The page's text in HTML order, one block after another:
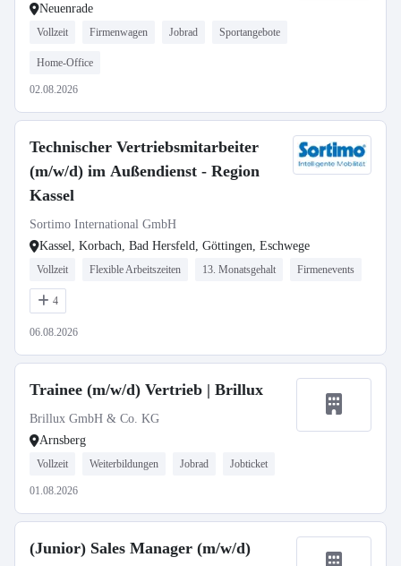
Neuenrade
Vollzeit Firmenwagen Jobrad Sportangebote
Home-Office
02.08.2026
Technischer Vertriebsmitarbeiter
(m/w/d) im Außendienst - Region
Kassel
Sortimo International GmbH
Kassel, Korbach, Bad Hersfeld, Göttingen, Eschwege
Vollzeit Flexible Arbeitszeiten 13. Monatsgehalt Firmenevents
4
06.08.2026
Trainee (m/w/d) Vertrieb | Brillux
Brillux GmbH & Co. KG
Arnsberg
Vollzeit Weiterbildungen Jobrad Jobticket
01.08.2026
(Junior) Sales Manager (m/w/d)